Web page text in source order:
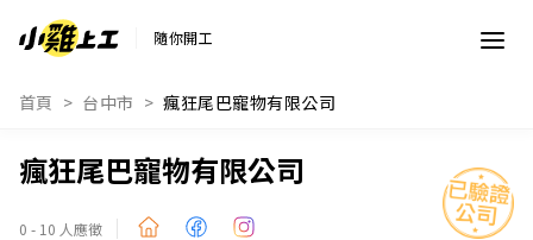
隨你開工
首頁 台中市 瘋狂尾巴寵物有限公司
瘋狂尾巴寵物有限公司
0 - 10 人應徵